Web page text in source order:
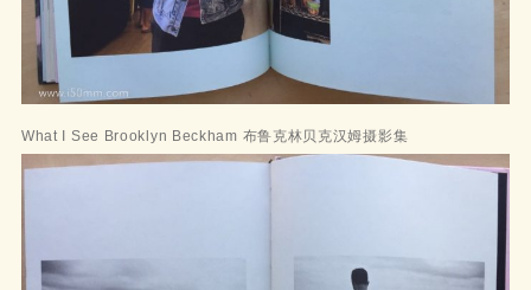
What I See Brooklyn Beckham 布鲁克林贝克汉姆摄影集